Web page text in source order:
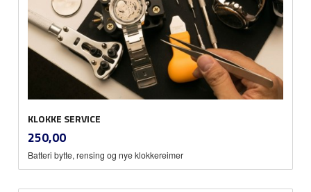
KLOKKE SERVICE
Pris
250,00mva.
Batteri bytte, rensing og nye klokkereimer